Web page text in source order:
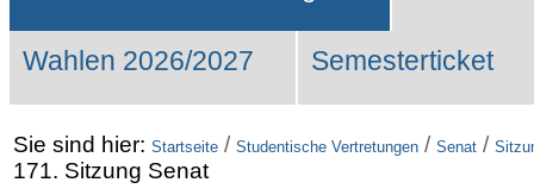
Wahlen 2026/2027 Semesterticket
Sie sind hier: Startseite / Studentische Vertretungen / Senat /
171. Sitzung Senat